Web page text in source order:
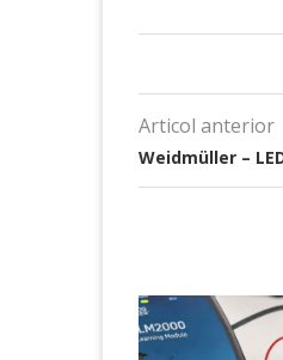
Articol anterior
Weidmüller –